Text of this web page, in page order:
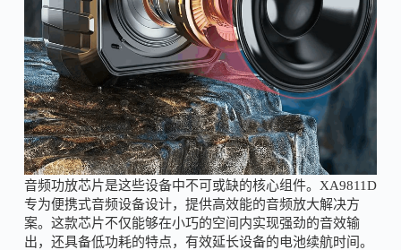
音频功放芯片是这些设备中不可或缺的核心组件。XA9811D
专为便携式音频设备设计，提供高效能的音频放大解决方
案。这款芯片不仅能够在小巧的空间内实现强劲的音效输
出，还具备低功耗的特点，有效延长设备的电池续航时间。